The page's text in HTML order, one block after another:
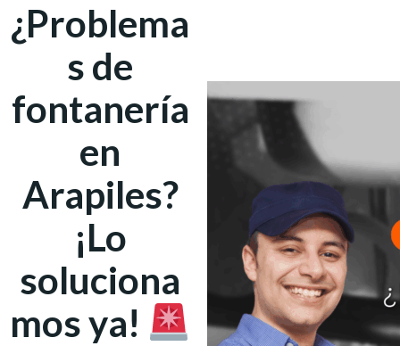
¿Problema
s de
fontanería
en
Arapiles?
¡Lo
soluciona
mos ya!